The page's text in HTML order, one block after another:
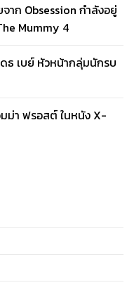
าก Obsession กำลังอยู่
Mummy 4
ธ เบย์ หัวหน้ากลุ่มนักรบ
มม่า ฟรอสต์ ในหนัง X-